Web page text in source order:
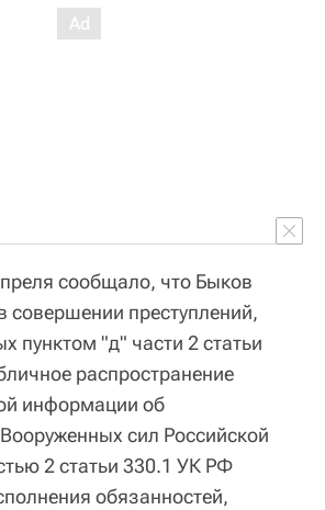
сообщало, что Быков
совершении преступлений,
пунктом "д" части 2 статьи
распространение
информации об
сил Российской
2 статьи 330.1 УК РФ
обязанностей,